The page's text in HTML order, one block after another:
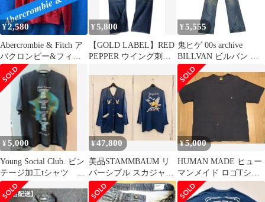
¥2,580
Abercrombie & Fitch ア
バクロンビー&フィッ
チ パーカー S
¥5,800
【GOLD LABEL】RED
PEPPER ウイング刺繍
¥ 5,555
鬼ヒゲ 00s archive
BILLVAN ビルバン ダ
メージ フレアデニム
¥5,000
Young Social Club. ビン
テージ加工tシャツ 櫻
坂46山﨑天着用
¥47,800
美品STAMMBAUM リ
バーシブル スカジャン
ロング丈 鷹 刺繍シュタ
ンバウム
¥5,000
HUMAN MADE ヒュー
マンメイド ロゴTシャ
ツ スラブ生地 墨黒